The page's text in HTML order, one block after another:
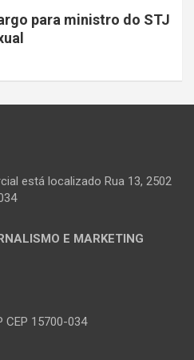
para ministro do STJ
está localizado Rua 13, 2502
E MARKETING
CEP 15700-034